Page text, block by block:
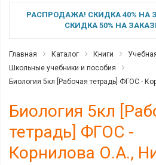
РАСПРОДАЖА! СКИДКА 40% НА
СКИДКА 50% НА
Главная Каталог Книги
Школьные учебники и пособия
Биология 5кл [Рабочая тетрадь] ФГОС -
Биология 5кл
тетрадь] ФГОС -
Корнилова О.А.,